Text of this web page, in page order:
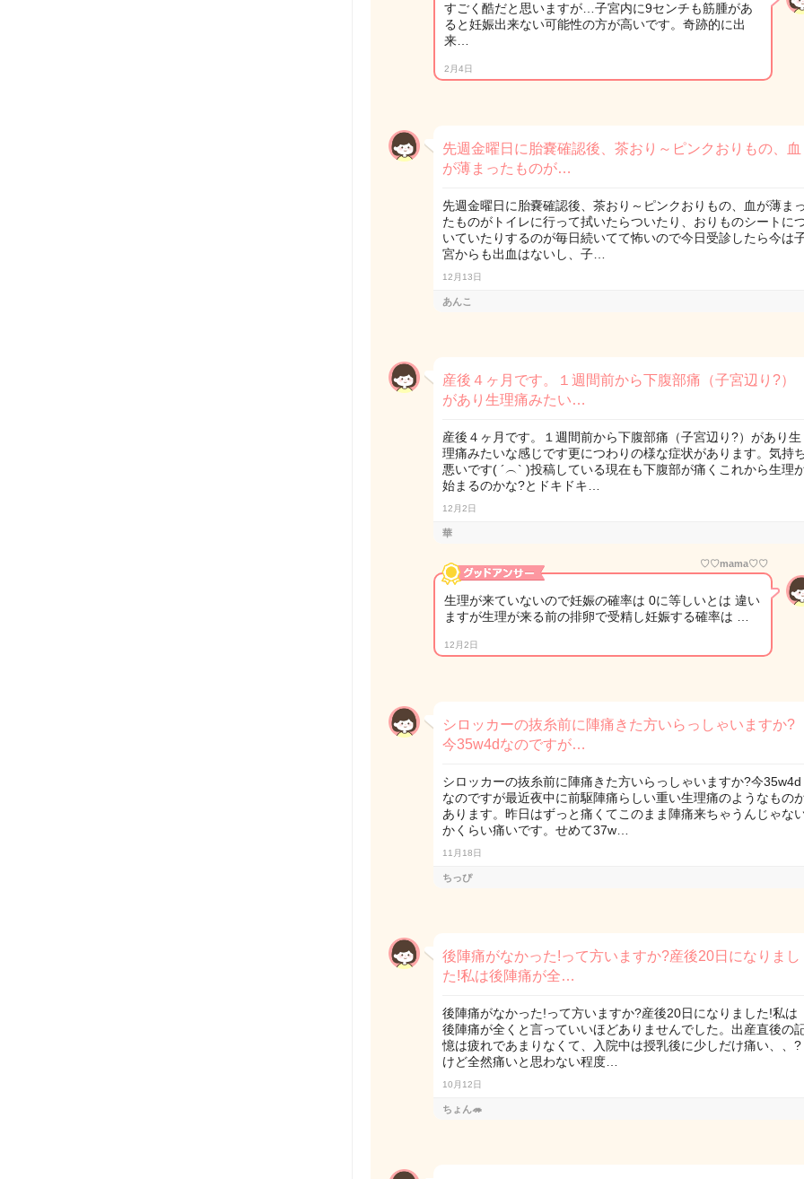
すごく酷だと思いますが…子宮内に9センチも筋腫があ
ると妊娠出来ない可能性の方が高いです。奇跡的に出
来…
2月4日
先週金曜日に胎嚢確認後、茶おり～ピンクおりもの、血
が薄まったものが…
先週金曜日に胎嚢確認後、茶おり～ピンクおりもの、血が薄ま
たものがトイレに行って拭いたらついたり、おりものシートに
いていたりするのが毎日続いてて怖いので今日受診したら今は
宮からも出血はないし、子…
12月13日
あんこ
産後４ヶ月です。１週間前から下腹部痛（子宮辺り?）
があり生理痛みたい…
産後４ヶ月です。１週間前から下腹部痛（子宮辺り?）があり生
理痛みたいな感じです更につわりの様な症状があります。気持
悪いです( ´︵` )投稿している現在も下腹部が痛くこれから生理
始まるのかな?とドキドキ…
12月2日
華
♡♡mama♡♡
生理が来ていないので妊娠の確率は 0に等しいとは 違い
ますが生理が来る前の排卵で受精し妊娠する確率は …
12月2日
シロッカーの抜糸前に陣痛きた方いらっしゃいますか?
今35w4dなのですが…
シロッカーの抜糸前に陣痛きた方いらっしゃいますか?今35w4d
なのですが最近夜中に前駆陣痛らしい重い生理痛のようなもの
あります。昨日はずっと痛くてこのまま陣痛来ちゃうんじゃな
かくらい痛いです。せめて37w…
11月18日
ちっぴ
後陣痛がなかった!って方いますか?産後20日になりまし
た!私は後陣痛が全…
後陣痛がなかった!って方いますか?産後20日になりました!私は
後陣痛が全くと言っていいほどありませんでした。出産直後の
憶は疲れであまりなくて、入院中は授乳後に少しだけ痛い、、?
けど全然痛いと思わない程度…
10月12日
ちょん🦔